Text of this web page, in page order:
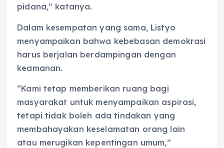
pidana,” katanya.
Dalam kesempatan yang sama, Listyo
menyampaikan bahwa kebebasan demokrasi
harus berjalan berdampingan dengan
keamanan.
“Kami tetap memberikan ruang bagi
masyarakat untuk menyampaikan aspirasi,
tetapi tidak boleh ada tindakan yang
membahayakan keselamatan orang lain
atau merugikan kepentingan umum,”